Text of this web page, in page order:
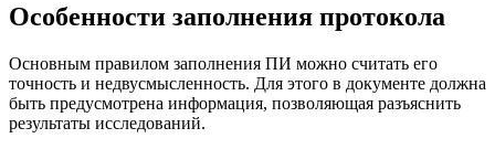
Особенности заполнения протокола
Основным правилом заполнения ПИ можно считать его
точность и недвусмысленность. Для этого в документе должна
быть предусмотрена информация, позволяющая разъяснить
результаты исследований.